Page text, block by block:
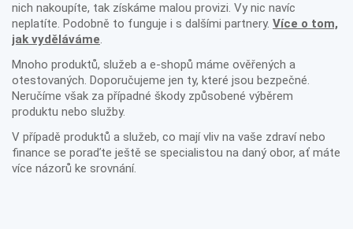
nich nakoupíte, tak získáme malou provizi. Vy nic navíc
neplatíte. Podobně to funguje i s dalšími partnery. Více o tom,
jak vyděláváme.
Mnoho produktů, služeb a e-shopů máme ověřených a
otestovaných. Doporučujeme jen ty, které jsou bezpečné.
Neručíme však za případné škody způsobené výběrem
produktu nebo služby.
V případě produktů a služeb, co mají vliv na vaše zdraví nebo
finance se poraďte ještě se specialistou na daný obor, ať máte
více názorů ke srovnání.